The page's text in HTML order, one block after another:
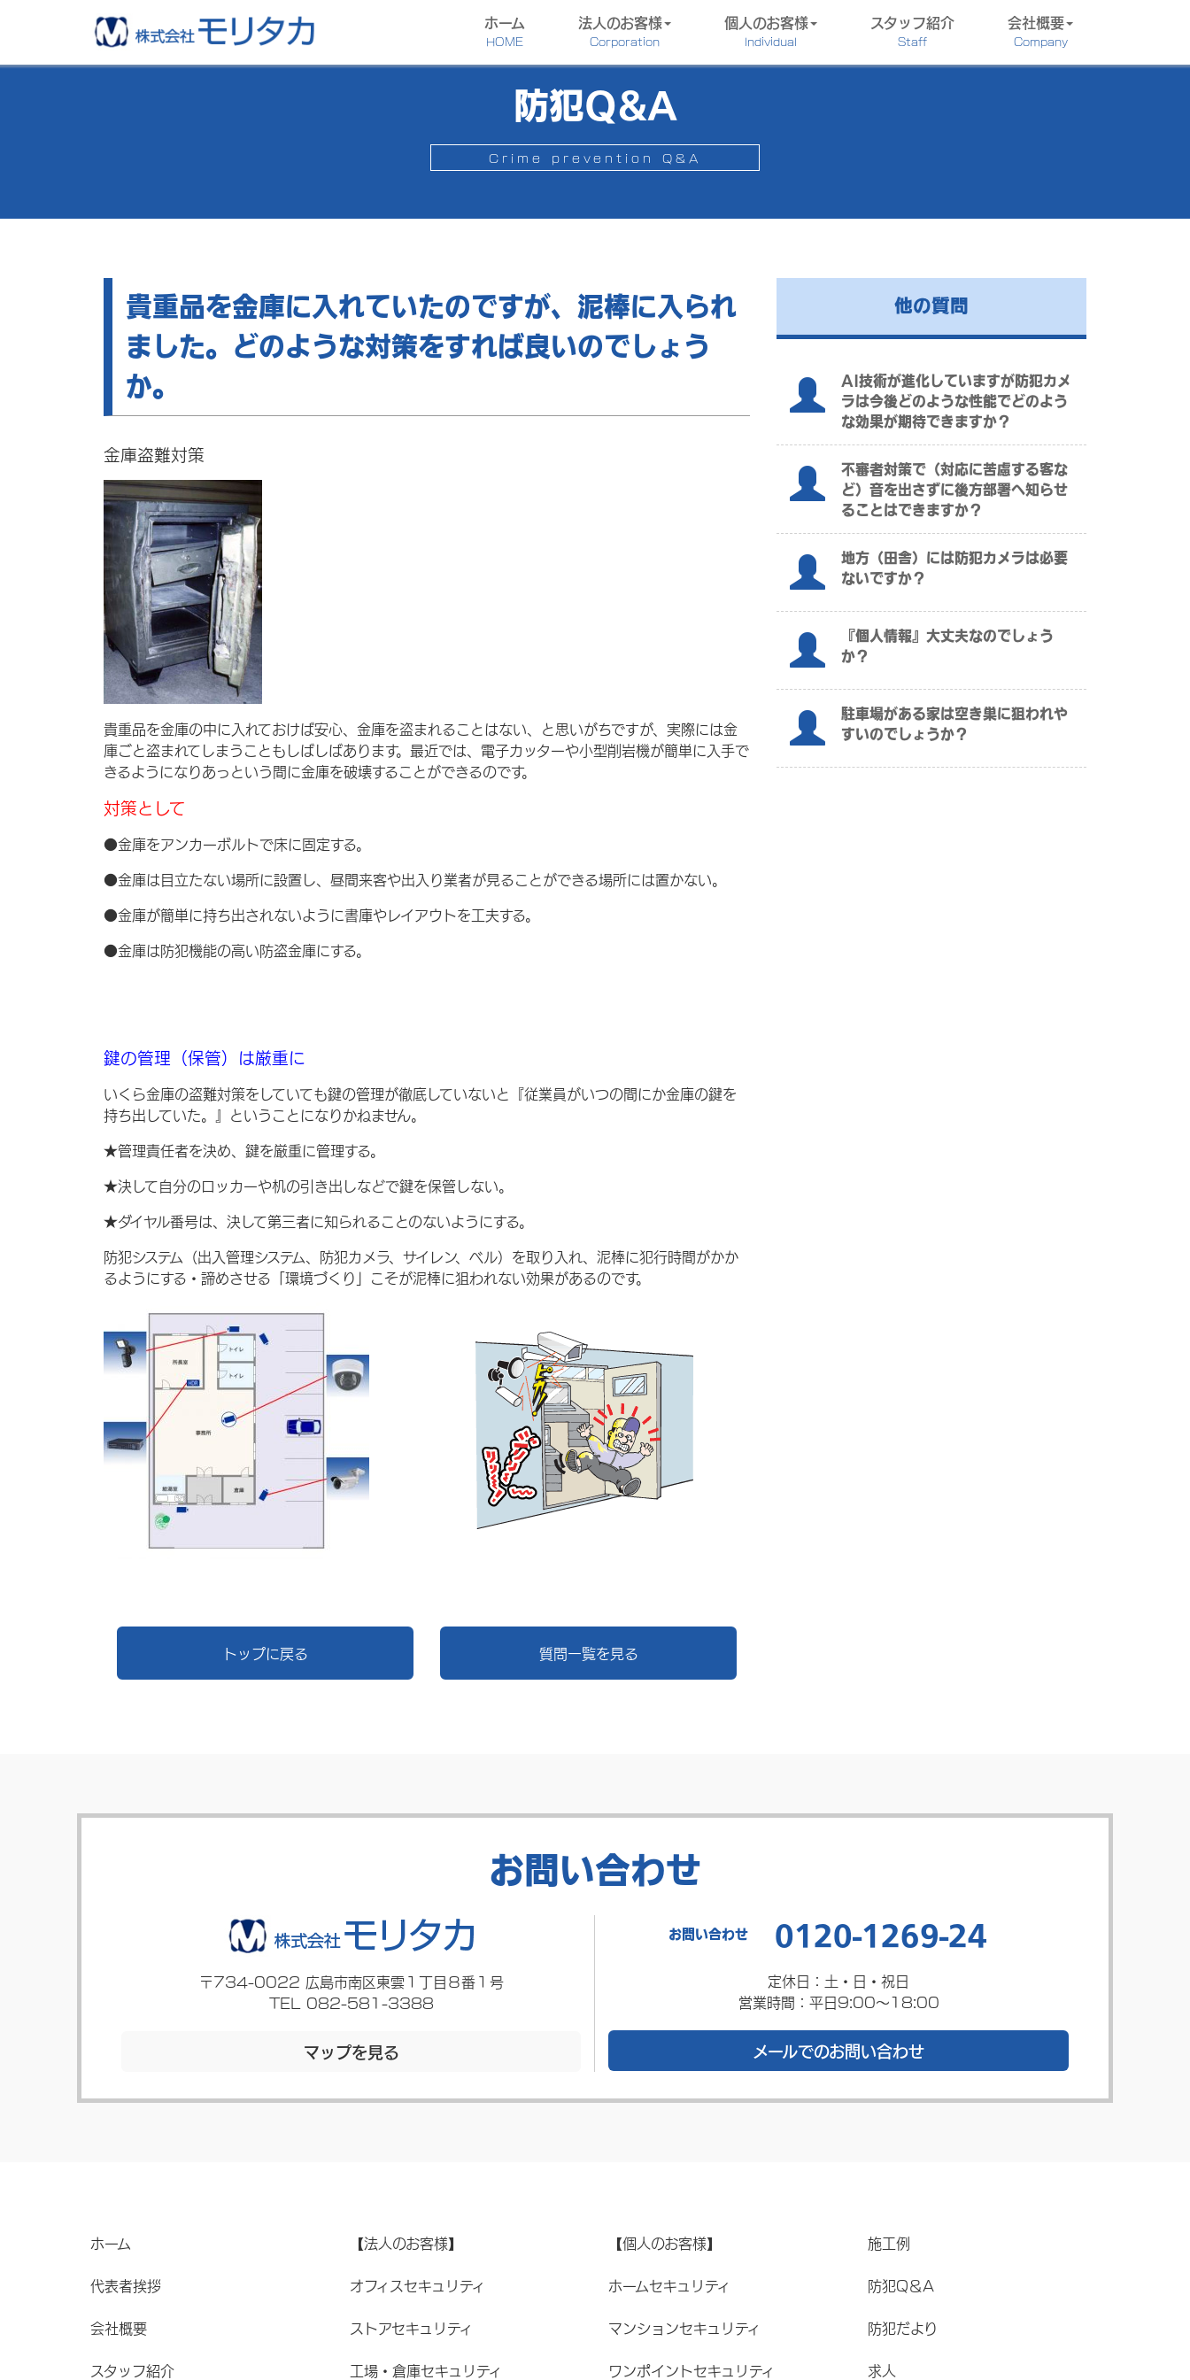
ホーム
HOME
法人のお客様
Corporation
個人のお客様
Individual
スタッフ紹介
Staff
会社概要
Company
防犯Q&A
Crime prevention Q&A
貴重品を金庫に入れていたのですが、泥棒に入られ
ました。どのような対策をすれば良いのでしょう
か。
金庫盗難対策
貴重品を金庫の中に入れておけば安心、金庫を盗まれることはない、と思いがちですが、実際には金
庫ごと盗まれてしまうこともしばしばあります。最近では、電子カッターや小型削岩機が簡単に入手で
きるようになりあっという間に金庫を破壊することができるのです。
対策として
●金庫をアンカーボルトで床に固定する。
●金庫は目立たない場所に設置し、昼間来客や出入り業者が見ることができる場所には置かない。
●金庫が簡単に持ち出されないように書庫やレイアウトを工夫する。
●金庫は防犯機能の高い防盗金庫にする。
鍵の管理（保管）は厳重に
いくら金庫の盗難対策をしていても鍵の管理が徹底していないと『従業員がいつの間にか金庫の鍵を
持ち出していた。』ということになりかねません。
★管理責任者を決め、鍵を厳重に管理する。
★決して自分のロッカーや机の引き出しなどで鍵を保管しない。
★ダイヤル番号は、決して第三者に知られることのないようにする。
防犯システム（出入管理システム、防犯カメラ、サイレン、ベル）を取り入れ、泥棒に犯行時間がかか
るようにする・諦めさせる「環境づくり」こそが泥棒に狙われない効果があるのです。
トップに戻る 質問一覧を見る
他の質問
AI技術が進化していますが防犯カメ
ラは今後どのような性能でどのよう
な効果が期待できますか？
不審者対策で（対応に苦慮する客な
ど）音を出さずに後方部署へ知らせ
ることはできますか？
地方（田舎）には防犯カメラは必要
ないですか？
『個人情報』大丈夫なのでしょう
か？
駐車場がある家は空き巣に狙われや
すいのでしょうか？
お問い合わせ
〒734-0022 広島市南区東雲１丁目８番１号
TEL 082-581-3388
マップを見る
お問い合わせ 0120-1269-24
定休日：土・日・祝日
営業時間：平日9:00～18:00
メールでのお問い合わせ
ホーム
代表者挨拶
会社概要
スタッフ紹介
【法人のお客様】
オフィスセキュリティ
ストアセキュリティ
工場・倉庫セキュリティ
【個人のお客様】
ホームセキュリティ
マンションセキュリティ
ワンポイントセキュリティ
施工例
防犯Q＆A
防犯だより
求人